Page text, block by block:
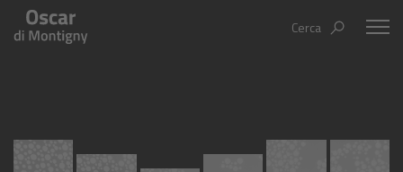
Cerca
Centodieci
Books